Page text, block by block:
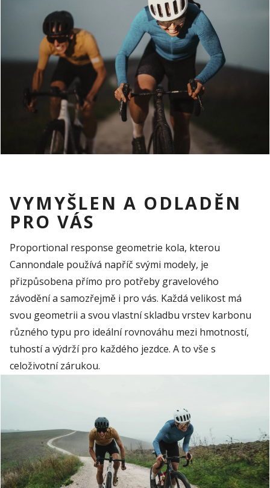
VYMYŠLEN A ODLADĚN
PRO VÁS
Proportional response geometrie kola, kterou
Cannondale používá napříč svými modely, je
přizpůsobena přímo pro potřeby gravelového
závodění a samozřejmě i pro vás. Každá velikost má
svou geometrii a svou vlastní skladbu vrstev karbonu
různého typu pro ideální rovnováhu mezi hmotností,
tuhostí a výdrží pro každého jezdce. A to vše s
celoživotní zárukou.